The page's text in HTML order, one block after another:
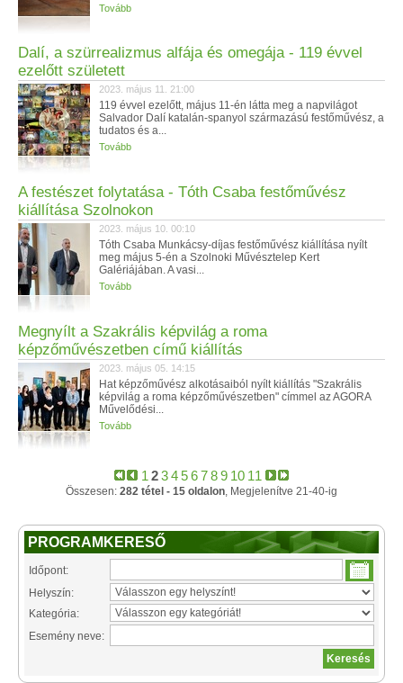
Tovább
Dalí, a szürrealizmus alfája és omegája - 119 évvel
ezelőtt született
2023. május 11. 21:00
119 évvel ezelőtt, május 11-én látta meg a napvilágot
Salvador Dalí katalán-spanyol származású festőművész, a
tudatos és a...
Tovább
A festészet folytatása - Tóth Csaba festőművész
kiállítása Szolnokon
2023. május 10. 00:10
Tóth Csaba Munkácsy-díjas festőművész kiállítása nyílt
meg május 5-én a Szolnoki Művésztelep Kert
Galériájában. A vasi...
Tovább
Megnyílt a Szakrális képvilág a roma
képzőművészetben című kiállítás
2023. május 05. 14:15
Hat képzőművész alkotásaiból nyílt kiállítás "Szakrális
képvilág a roma képzőművészetben" címmel az AGORA
Művelődési...
Tovább
1 23456789 10 11
Összesen: 282 tétel - 15 oldalon, Megjelenítve 21-40-ig
PROGRAMKERESŐ
Időpont:
Helyszín:
Kategória:
Esemény neve: